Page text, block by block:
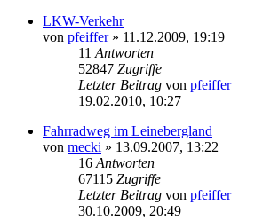
LKW-Verkehr
von pfeiffer» 11.12.2009, 19:19
11 Antworten
52847 Zugriffe
Letzter Beitrag von pfeiffer
19.02.2010, 10:27
Fahrradweg im Leinebergland
von mecki » 13.09.2007, 13:22
16 Antworten
67115 Zugriffe
Letzter Beitrag von pfeiffer
30.10.2009, 20:49